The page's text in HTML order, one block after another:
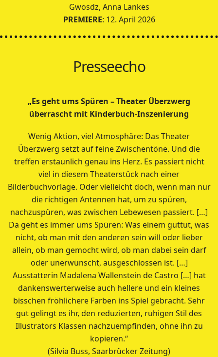
Gwosdz, Anna Lankes
PREMIERE: 12. April 2026
Presseecho
„Es geht ums Spüren – Theater Überzwerg
überrascht mit Kinderbuch-Inszenierung
Wenig Aktion, viel Atmosphäre: Das Theater
Überzwerg setzt auf feine Zwischentöne. Und die
treffen erstaunlich genau ins Herz. Es passiert nicht
viel in diesem Theaterstück nach einer
Bilderbuchvorlage. Oder vielleicht doch, wenn man nur
die richtigen Antennen hat, um zu spüren,
nachzuspüren, was zwischen Lebewesen passiert. […]
Da geht es immer ums Spüren: Was einem guttut, was
nicht, ob man mit den anderen sein will oder lieber
allein, ob man gemocht wird, ob man dabei sein darf
oder unerwünscht, ausgeschlossen ist. […]
Ausstatterin Madalena Wallenstein de Castro […] hat
dankenswerterweise auch hellere und ein kleines
bisschen fröhlichere Farben ins Spiel gebracht. Sehr
gut gelingt es ihr, den reduzierten, ruhigen Stil des
Illustrators Klassen nachzuempfinden, ohne ihn zu
kopieren.“
(Silvia Buss, Saarbrücker Zeitung)